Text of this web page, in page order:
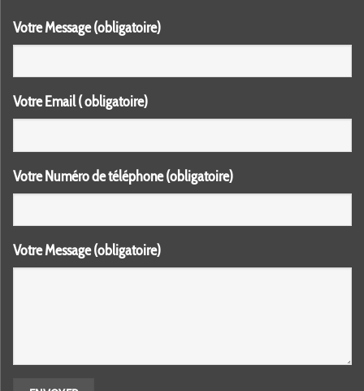
Votre Message (obligatoire)
Votre Email ( obligatoire)
Votre Numéro de téléphone (obligatoire)
Votre Message (obligatoire)